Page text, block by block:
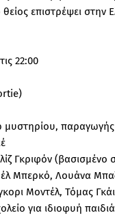
επιστρέψει στην
22:00
παραγωγής
Γκριφόν
Μπερκό, Λουάνα
Μοντέλ, Τόμας Γκάι
για ιδιοφυή